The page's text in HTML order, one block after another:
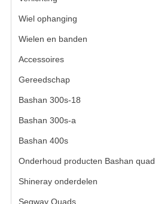
SHINERAY 250 STXE
Wiel ophanging
Wielen en banden
Accessoires(62)
Gereedschap(8)
Bashan 300s-18
Bashan 300s-a
Bashan 400s(5)
Onderhoud producten Bashan quad
Shineray onderdelen
Segway Quads(6)